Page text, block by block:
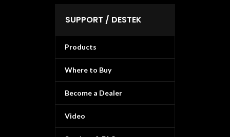
SUPPORT / DESTEK
Products
Where to Buy
Become a Dealer
Video